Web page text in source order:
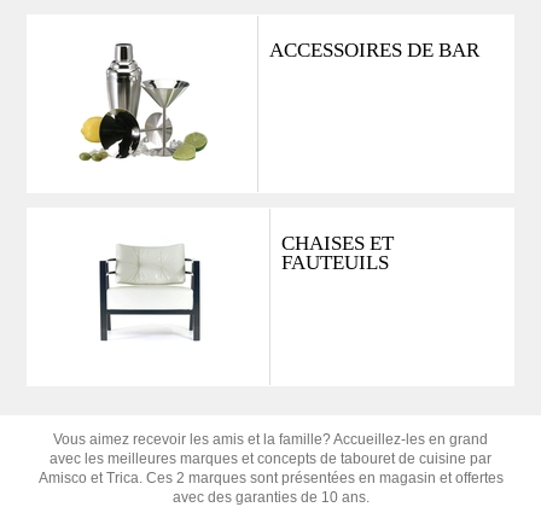
ACCESSOIRES DE BAR
CHAISES ET
FAUTEUILS
Vous aimez recevoir les amis et la famille? Accueillez-les en grand
avec les meilleures marques et concepts de tabouret de cuisine par
Amisco et Trica. Ces 2 marques sont présentées en magasin et offertes
avec des garanties de 10 ans.